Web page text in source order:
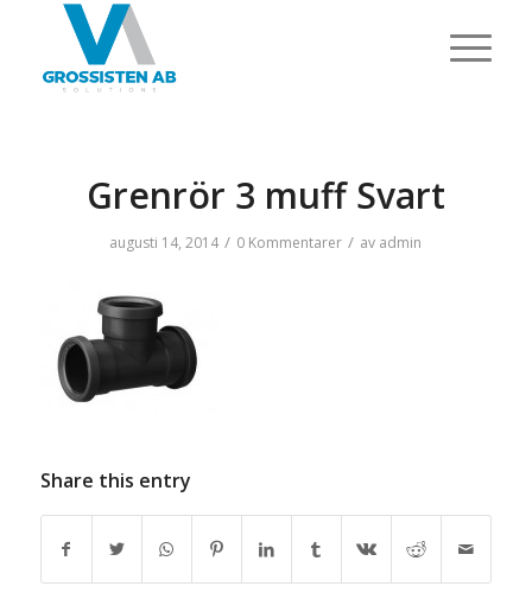
Grenrör 3 muff Svart
augusti 14, 2014 / 0 Kommentarer / av admin
Share this entry